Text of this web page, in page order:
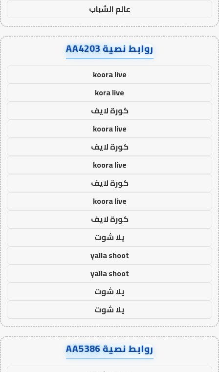
عالم الشباب
روابط نصية AA4203
koora live
kora live
كورة لايف
koora live
كورة لايف
koora live
كورة لايف
koora live
كورة لايف
يلا شوت
yalla shoot
yalla shoot
يلا شوت
يلا شوت
روابط نصية AA5386